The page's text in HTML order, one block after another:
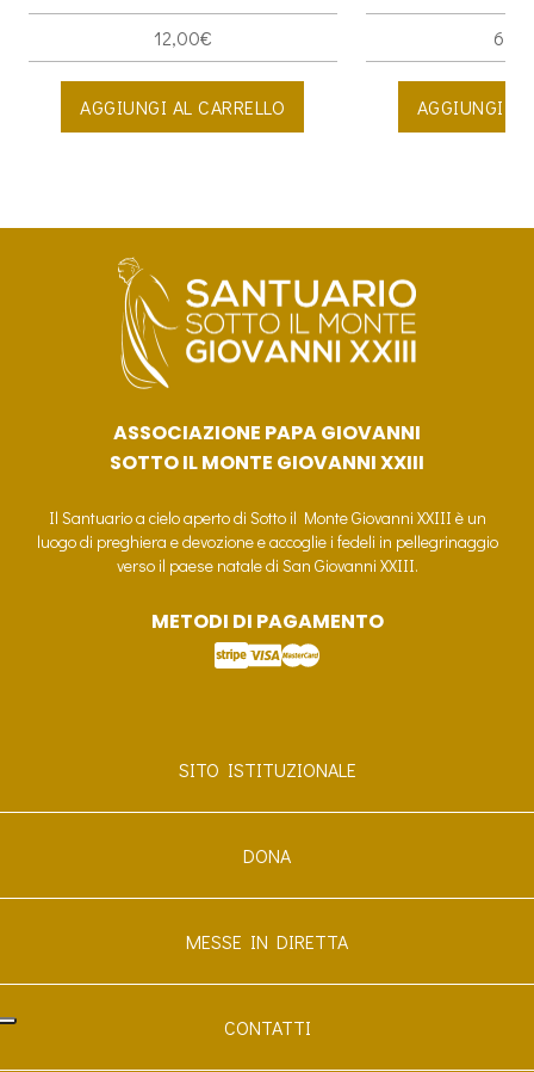
12,00€
AGGIUNGI AL CARRELLO
6,00
AGGIUNGI AL
ASSOCIAZIONE PAPA GIOVANNI
SOTTO IL MONTE GIOVANNI XXIII
Il Santuario a cielo aperto di Sotto il Monte Giovanni XXIII è un
luogo di preghiera e devozione e accoglie i fedeli in pellegrinaggio
verso il paese natale di San Giovanni XXIII.
METODI DI PAGAMENTO
SITO ISTITUZIONALE
DONA
MESSE IN DIRETTA
CONTATTI